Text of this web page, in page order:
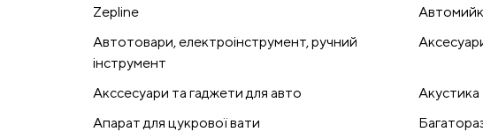
Zepline
Автотовари, електроінструмент, ручний
інструмент
Акссесуари та гаджети для авто
Акустика
Апарат для цукрової вати